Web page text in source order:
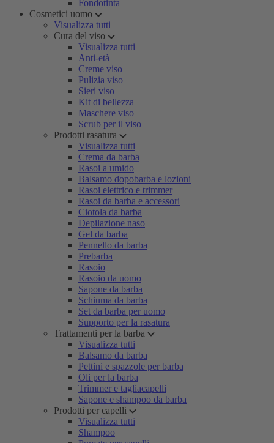
Fondotinta
Cosmetici uomo
Visualizza tutti
Cura del viso
Visualizza tutti
Anti-età
Creme viso
Pulizia viso
Sieri viso
Kit di bellezza
Maschere viso
Scrub per il viso
Prodotti rasatura
Visualizza tutti
Crema da barba
Rasoi a umido
Balsamo dopobarba e lozioni
Rasoi elettrico e trimmer
Rasoi da barba e accessori
Ciotola da barba
Depilazione naso
Gel da barba
Pennello da barba
Prebarba
Rasoio
Rasoio da uomo
Sapone da barba
Schiuma da barba
Set da barba per uomo
Supporto per la rasatura
Trattamenti per la barba
Visualizza tutti
Balsamo da barba
Pettini e spazzole per barba
Oli per la barba
Trimmer e tagliacapelli
Sapone e shampoo da barba
Prodotti per capelli
Visualizza tutti
Shampoo